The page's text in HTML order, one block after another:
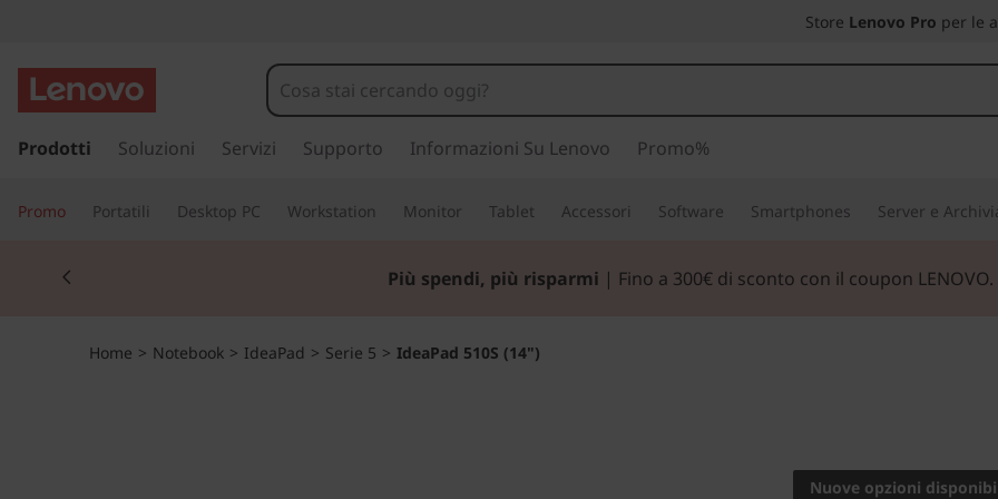
d
e
a
P
Store Lenovo Pro per le
a
a
Prodotti Soluzioni Servizi Supporto Informazioni Su Lenovo Promo%
Promo Portatili Desktop PC Workstation Monitor Tablet Accessori Software Smartphones Server e
Lenovo Gaming| Risparmia alla grande con i nostri PC e accessori da gaming
Home > Notebook > IdeaPad > Serie 5 > IdeaPad 510S (14")
DELUDE MAI.
Nuove opzioni